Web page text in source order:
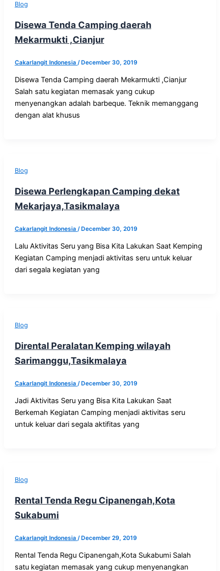
Blog
Disewa Tenda Camping daerah
Mekarmukti ,Cianjur
Cakarlangit Indonesia /December 30, 2019
Disewa Tenda Camping daerah Mekarmukti ,Cianjur
Salah satu kegiatan memasak yang cukup
menyenangkan adalah barbeque. Teknik memanggang
dengan alat khusus
Blog
Disewa Perlengkapan Camping dekat
Mekarjaya,Tasikmalaya
Cakarlangit Indonesia /December 30, 2019
Lalu Aktivitas Seru yang Bisa Kita Lakukan Saat Kemping
Kegiatan Camping menjadi aktivitas seru untuk keluar
dari segala kegiatan yang
Blog
Dirental Peralatan Kemping wilayah
Sarimanggu,Tasikmalaya
Cakarlangit Indonesia /December 30, 2019
Jadi Aktivitas Seru yang Bisa Kita Lakukan Saat
Berkemah Kegiatan Camping menjadi aktivitas seru
untuk keluar dari segala aktifitas yang
Blog
Rental Tenda Regu Cipanengah,Kota
Sukabumi
Cakarlangit Indonesia /December 29, 2019
Rental Tenda Regu Cipanengah,Kota Sukabumi Salah
satu kegiatan memasak yang cukup menyenangkan